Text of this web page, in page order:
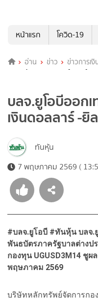
หน้าแรก
โควิด-19
อ่าน ข่าว ข่าวการเ
ลงทุนด้วยเงินดอลลาร์ -ยิลด์
บลจ.ยูโอบีออก
เงินดอลลาร์ -ยิ
ทันหุ้น
7 พฤษภาคม 2569 (
#บลจ.ยูโอบี #ทันหุ้น บลจ.
พันธบัตรภาครัฐบาลต่างป
กองทุน UGUSD3M14 ชูผ
พฤษภาคม 2569
บริษัทหลักทรัพย์จัดการกอ